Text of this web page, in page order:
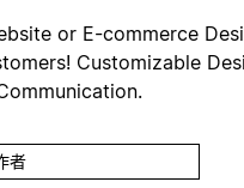
or E-commerce
Customizable
者